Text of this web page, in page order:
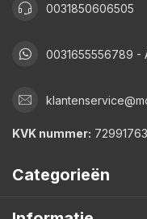
0031850606505
0031655556789 -
KVK nummer: 72991763
Categorieën